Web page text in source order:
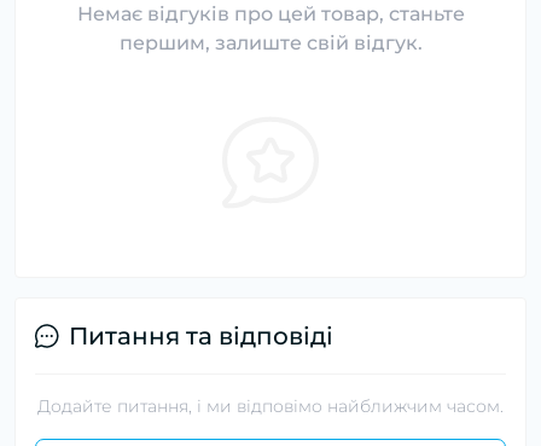
Немає відгуків про цей товар, станьте
першим, залиште свій відгук.
Питання та відповіді
Додайте питання, і ми відповімо найближчим часом.